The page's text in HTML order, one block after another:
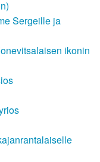
Sergeille ja
ikonin